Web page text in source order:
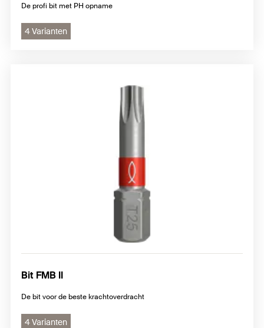
De profi bit met PH opname
4 Varianten
Bit FMB II
De bit voor de beste krachtoverdracht
4 Varianten